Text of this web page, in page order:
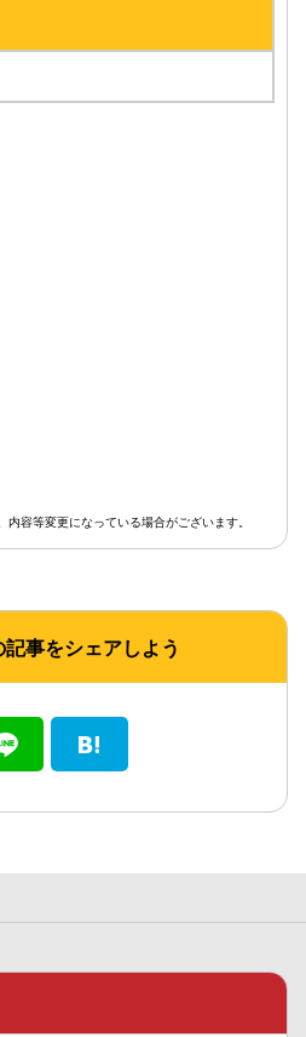
容等変更になっている場合がございます。
事をシェアしよう